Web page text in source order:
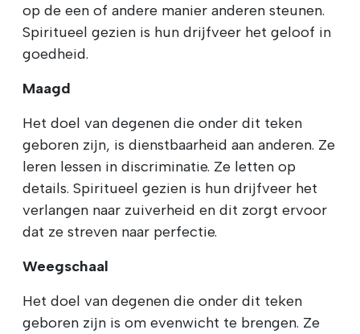
op de een of andere manier anderen steunen.
Spiritueel gezien is hun drijfveer het geloof in
goedheid.
Maagd
Het doel van degenen die onder dit teken
geboren zijn, is dienstbaarheid aan anderen. Ze
leren lessen in discriminatie. Ze letten op
details. Spiritueel gezien is hun drijfveer het
verlangen naar zuiverheid en dit zorgt ervoor
dat ze streven naar perfectie.
Weegschaal
Het doel van degenen die onder dit teken
geboren zijn is om evenwicht te brengen. Ze